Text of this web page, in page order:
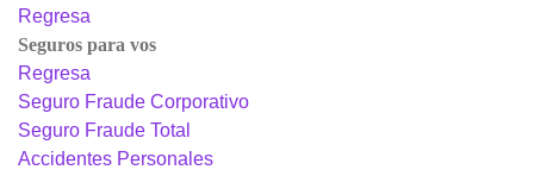
Regresa
Seguros para vos
Regresa
Seguro Fraude Corporativo
Seguro Fraude Total
Accidentes Personales